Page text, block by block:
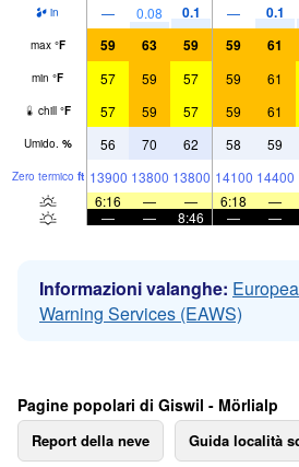
in — 0.08 0.1 — 0.1
max °F 59 63 59 59 61
min °F 57 59 57 59 61
chill °F 57 59 57 59 61
Umido. % 56 70 62 58 59
Zero termico ft 13900 13800 13800 14100 14400
6:16
— — 6:18 —
—
— 8:46 — —
Informazioni valanghe:
Warning Services (EAWS)
Pagine popolari di Giswil - Mörlialp
Report della neve Guida località